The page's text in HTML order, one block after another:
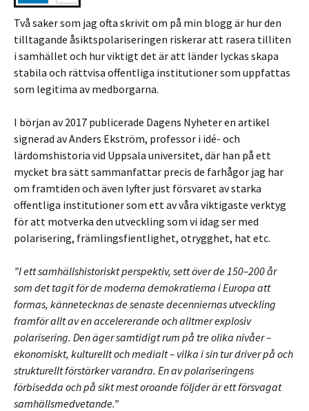
Två saker som jag ofta skrivit om på min blogg är hur den
tilltagande åsiktspolariseringen riskerar att rasera tilliten
i samhället och hur viktigt det är att länder lyckas skapa
stabila och rättvisa offentliga institutioner som uppfattas
som legitima av medborgarna.
I början av 2017 publicerade Dagens Nyheter en artikel
signerad av Anders Ekström, professor i idé- och
lärdomshistoria vid Uppsala universitet, där han på ett
mycket bra sätt sammanfattar precis de farhågor jag har
om framtiden och även lyfter just försvaret av starka
offentliga institutioner som ett av våra viktigaste verktyg
för att motverka den utveckling som vi idag ser med
polarisering, främlingsfientlighet, otrygghet, hat etc.
”I ett samhällshistoriskt perspektiv, sett över de 150–200 år
som det tagit för de moderna demokratierna i Europa att
formas, kännetecknas de senaste decenniernas utveckling
framför allt av en accelererande och alltmer explosiv
polarisering. Den äger samtidigt rum på tre olika nivåer –
ekonomiskt, kulturellt och medialt – vilka i sin tur driver på och
strukturellt förstärker varandra. En av polariseringens
förbisedda och på sikt mest oroande följder är ett försvagat
samhällsmedvetande.”